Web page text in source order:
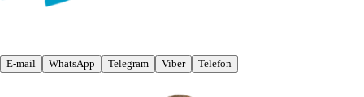
E-mail WhatsApp Telegram Viber Telefon